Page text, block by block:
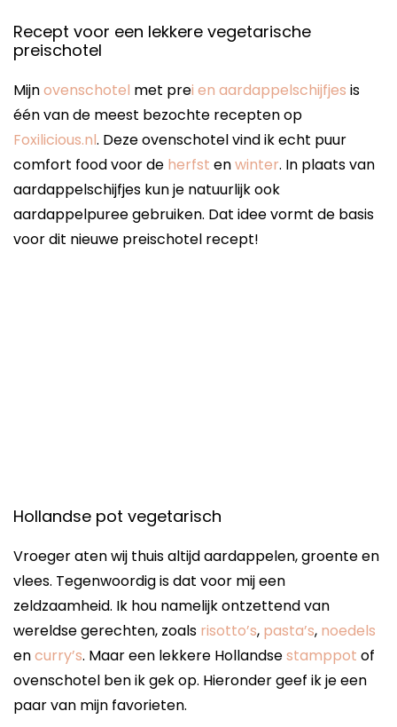
Recept voor een lekkere vegetarische
preischotel
Mijnovenschotel met prei en aardappelschijfjes is
één van de meest bezochte recepten op
Foxilicious.nl. Deze ovenschotel vind ik echt puur
comfort food voor de herfst enwinter. In plaats van
aardappelschijfjes kun je natuurlijk ook
aardappelpuree gebruiken. Dat idee vormt de basis
voor dit nieuwe preischotel recept!
Hollandse pot vegetarisch
Vroeger aten wij thuis altijd aardappelen, groente en
vlees. Tegenwoordig is dat voor mij een
zeldzaamheid. Ik hou namelijk ontzettend van
wereldse gerechten, zoals risotto’s, pasta’s, noedels
encurry’s. Maar een lekkere Hollandsestamppot of
ovenschotel ben ik gek op. Hieronder geef ik je een
paar van mijn favorieten.